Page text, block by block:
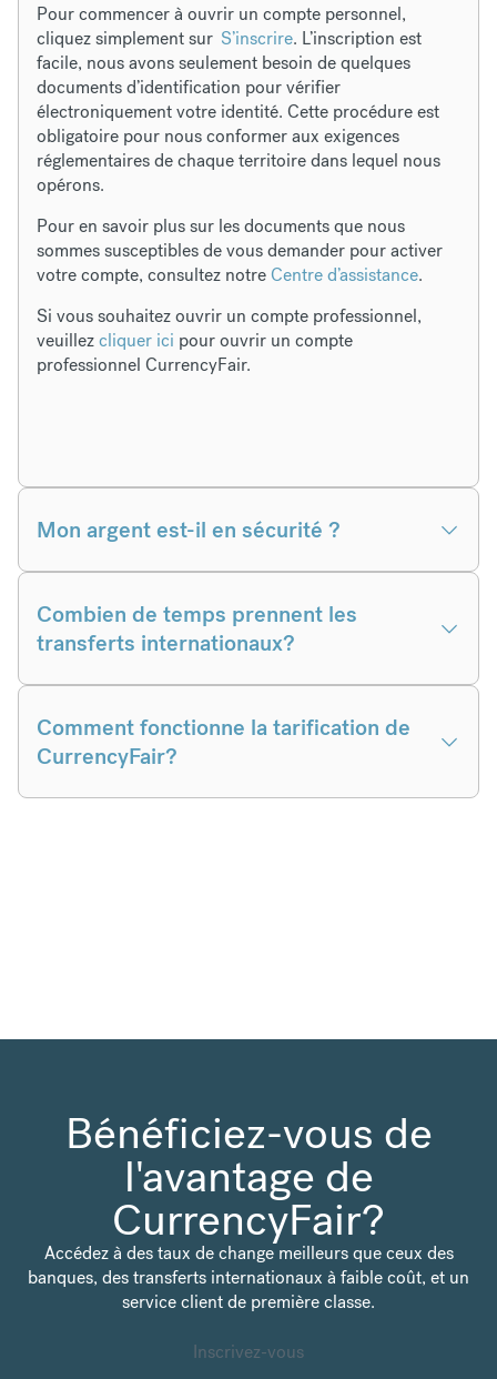
Pour commencer à ouvrir un compte personnel,
cliquez simplement sur S’inscrire. L’inscription est
facile, nous avons seulement besoin de quelques
documents d’identification pour vérifier
électroniquement votre identité. Cette procédure est
obligatoire pour nous conformer aux exigences
réglementaires de chaque territoire dans lequel nous
opérons.
Pour en savoir plus sur les documents que nous
sommes susceptibles de vous demander pour activer
votre compte, consultez notre Centre d’assistance.
Si vous souhaitez ouvrir un compte professionnel,
veuillezcliquer ici pour ouvrir un compte
professionnel CurrencyFair.
Mon argent est-il en sécurité ?
Combien de temps prennent les
transferts internationaux?
Comment fonctionne la tarification de
CurrencyFair?
Bénéficiez-vous de
l'avantage de
CurrencyFair?
Accédez à des taux de change meilleurs que ceux des
banques, des transferts internationaux à faible coût, et un
service client de première classe.
Inscrivez-vous